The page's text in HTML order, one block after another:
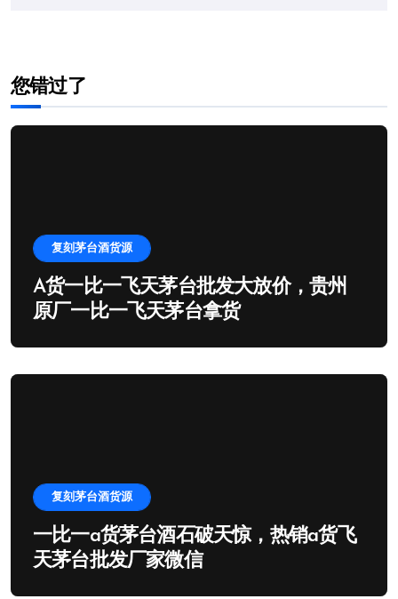
您错过了
复刻茅台酒货源
A货一比一飞天茅台批发大放价，贵州
原厂一比一飞天茅台拿货
复刻茅台酒货源
一比一a货茅台酒石破天惊，热销a货飞
天茅台批发厂家微信